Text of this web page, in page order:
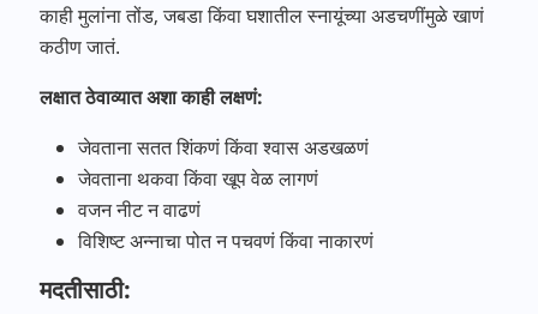
काही मुलांना तोंड, जबडा किंवा घशातील स्नायूंच्या अडचणींमुळे खाणं
कठीण जातं.
लक्षातठेवाव्यातअशाकाहीलक्षणं:
जेवताना सतत शिंकणं किंवा श्वास अडखळणं
जेवताना थकवा किंवा खूप वेळ लागणं
वजन नीट न वाढणं
विशिष्ट अन्नाचा पोत न पचवणं किंवा नाकारणं
मदतीसाठी: